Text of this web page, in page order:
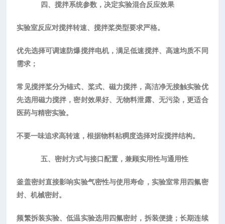
四、搅拌系统参数，决定实验混合反应效果
实验室反应对搅拌转速、搅拌桨类型要求严格。
优先选择可调速防爆搅拌电机，满足低速搅拌、高速均质不同
需求；
常见搅拌桨分为锚式、桨式、磁力搅拌，高洁净无接触实验优
先选用磁力搅拌，密封效果好、无物料泄露、无污染，更适合
医药与精密实验。
不要一味追求高转速，根据物料粘稠度选择对应搅拌结构。
五、密封方式与接口配置，兼顾实用性与通用性
釜盖密封直接影响实验气密性与使用寿命，实验室常用四氟密
封、机械密封。
频繁拆装实验、低温实验选用四氟密封，拆装便捷；长期连续